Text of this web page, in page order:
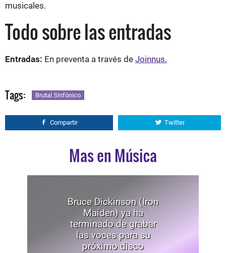
musicales.
Todo sobre las entradas
Entradas: En preventa a través de Joinnus.
Tags: Brutal Sinfónico
Compartir Twitter
Mas en Música
Bruce Dickinson (Iron
Maiden) ya ha
terminado de grabar
las voces para su
próximo disco